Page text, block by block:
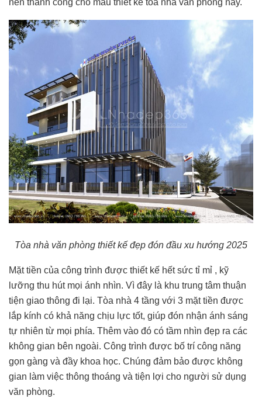
Tòa nhà văn phòng thiết kế đẹp đón đầu xu hướng 2025
Mặt tiền của công trình được thiết kế hết sức tỉ mỉ , kỹ
lưỡng thu hút mọi ánh nhìn. Vì đây là khu trung tâm thuận
tiện giao thông đi lại. Tòa nhà 4 tầng với 3 mặt tiền được
lắp kính có khả năng chịu lực tốt, giúp đón nhận ánh sáng
tự nhiên từ mọi phía. Thêm vào đó có tầm nhìn đẹp ra các
không gian bên ngoài. Công trình được bố trí công năng
gọn gàng và đầy khoa học. Chúng đảm bảo được không
gian làm việc thông thoáng và tiện lợi cho người sử dụng
văn phòng.